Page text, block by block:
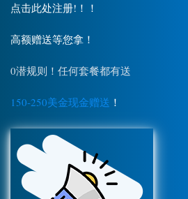
点击此处注册!！！
高额赠送等您拿！
0潜规则！任何套餐都有送
150-250美金现金赠送 ！